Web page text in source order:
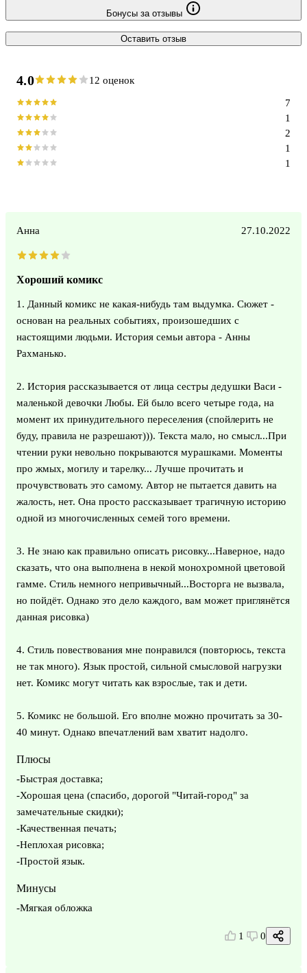
Бонусы за отзывы
Оставить отзыв
4.0 12 оценок
1
1
2
1
7
Анна 27.10.2022
Хороший комикс
1. Данный комикс не какая-нибудь там выдумка. Сюжет -
основан на реальных событиях, произошедших с
настоящими людьми. История семьи автора - Анны
Рахманько.
2. История рассказывается от лица сестры дедушки Васи -
маленькой девочки Любы. Ей было всего четыре года, на
момент их принудительного переселения (спойлерить не
буду, правила не разрешают))). Текста мало, но смысл...При
чтении руки невольно покрываются мурашками. Моменты
про жмых, могилу и тарелку... Лучше прочитать и
прочувствовать это самому. Автор не пытается давить на
жалость, нет. Она просто рассказывает трагичную историю
одной из многочисленных семей того времени.
3. Не знаю как правильно описать рисовку...Наверное, надо
сказать, что она выполнена в некой монохромной цветовой
гамме. Стиль немного непривычный...Восторга не вызвала,
но пойдёт. Однако это дело каждого, вам может приглянётся
данная рисовка)
4. Стиль повествования мне понравился (повторюсь, текста
не так много). Язык простой, сильной смысловой нагрузки
нет. Комикс могут читать как взрослые, так и дети.
5. Комикс не большой. Его вполне можно прочитать за 30-
40 минут. Однако впечатлений вам хватит надолго.
Плюсы
-Быстрая доставка;
-Хорошая цена (спасибо, дорогой "Читай-город" за
замечательные скидки);
-Качественная печать;
-Неплохая рисовка;
-Простой язык.
Минусы
-Мягкая обложка
1 0